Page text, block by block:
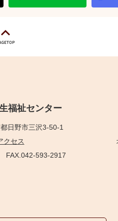
福祉センター
日野市三沢3-50-1
クセス
FAX.042-593-2917